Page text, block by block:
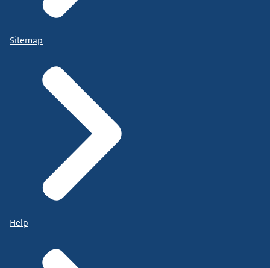
Sitemap
Help